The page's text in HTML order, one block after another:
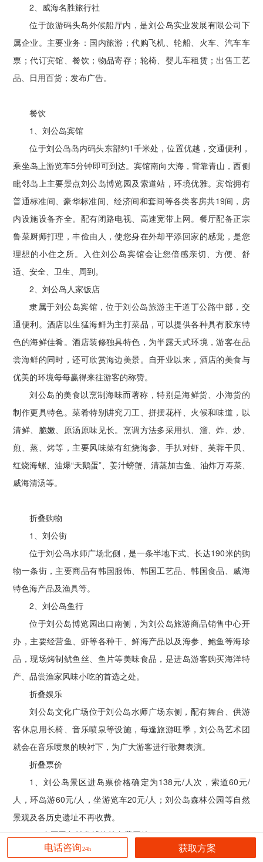
2、威海名胜旅行社
位于旅游码头岛外候船厅内，是刘公岛实业发展有限公司下
属企业。主要业务：国内旅游；代购飞机、轮船、火车、汽车车
票；代订宾馆、餐饮；物品寄存；轮椅、婴儿车租赁；出售工艺
品、日用百货；发布广告。
餐饮
1、刘公岛宾馆
位于刘公岛岛内码头东部约1千米处，位置优越，交通便利，
乘坐岛上游览车5分钟即可到达。宾馆南向大海，背靠青山，西侧
毗邻岛上主要景点刘公岛博览园及索道站，环境优雅。宾馆拥有
普通标准间、豪华标准间、经济间和套间等各类客房共19间，房
内设施设备齐全。配有闭路电视、高速宽带上网。餐厅配备正宗
鲁菜厨师打理，丰俭由人，使您身在外却平添回家的感觉，是您
理想的小住之所。入住刘公岛宾馆会让您倍感亲切、方便、舒
适、安全、卫生、周到。
2、刘公岛人家饭店
隶属于刘公岛宾馆，位于刘公岛旅游主干道丁公路中部，交
通便利。酒店以生猛海鲜为主打菜品，可以提供各种具有胶东特
色的海鲜佳肴。酒店装修独具特色，为半露天式环境，游客在品
尝海鲜的同时，还可欣赏海边美景。自开业以来，酒店的美食与
优美的环境每每赢得来往游客的称赞。
刘公岛的美食以烹制海味而著称，特别是海鲜货、小海货的
制作更具特色。菜肴特别讲究刀工、拼摆花样、火候和味道，以
清鲜、脆嫩、原汤原味见长。烹调方法多采用扒、溜、炸、炒、
煎、蒸、烤等，主要风味菜有红烧海参、手扒对虾、芙蓉干贝、
红烧海螺、油爆“天鹅蛋”、姜汁螃蟹、清蒸加吉鱼、油炸万寿菜、
威海清汤等。
折叠购物
1、刘公街
位于刘公岛水师广场北侧，是一条半地下式、长达190米的购
物一条街，主要商品有韩国服饰、韩国工艺品、韩国食品、威海
特色海产品及渔具等。
2、刘公岛鱼行
位于刘公岛博览园出口南侧，为刘公岛旅游商品销售中心开
办，主要经营鱼、虾等各种干、鲜海产品以及海参、鲍鱼等海珍
品，现场烤制鱿鱼丝、鱼片等美味食品，是进岛游客购买海洋特
产、品尝渔家风味小吃的首选之处。
折叠娱乐
刘公岛文化广场位于刘公岛水师广场东侧，配有舞台、供游
客休息用长椅、音乐喷泉等设施，每逢旅游旺季，刘公岛艺术团
就会在音乐喷泉的映衬下，为广大游客进行歌舞表演。
折叠票价
1、刘公岛景区进岛票价格确定为138元/人次，索道60元/
人，环岛游60元/人，坐游览车20元/人；刘公岛森林公园等自然
景观及各历史遗址不再收费。
2、中国甲午战争博物馆免费开放。
3、刘公岛景区进岛票价格与刘公岛博览园门票价格整合后为
电话咨询 24h 获取方案